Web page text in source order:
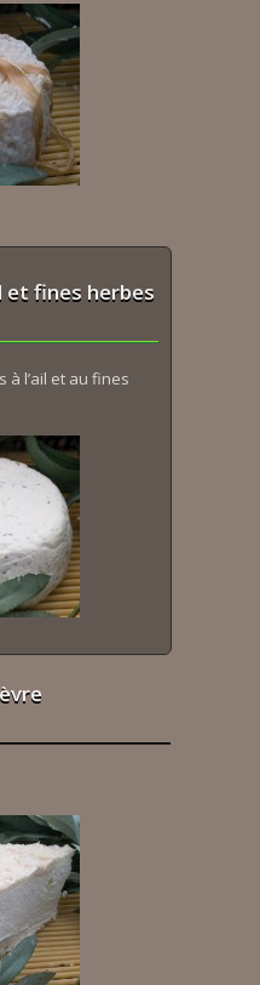
fines herbes
à l’ail et au fines